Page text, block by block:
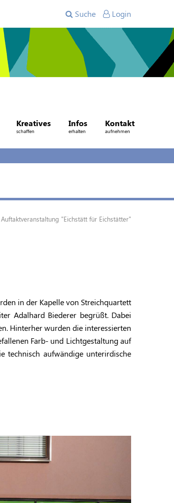
Suche Login
Kreatives
schaffen
Infos
erhalten
Kontakt
aufnehmen
Auftaktveranstaltung "Eichstätt für Eichstätter"
in der Kapelle von Streichquartett
Adalhard Biederer begrüßt. Dabei
Hinterher wurden die interessierten
Farb- und Lichtgestaltung auf
technisch aufwändige unterirdische